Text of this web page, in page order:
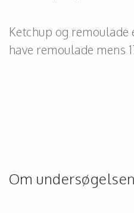
Ketchup og
have remoulade mens
Om undersøgelsen